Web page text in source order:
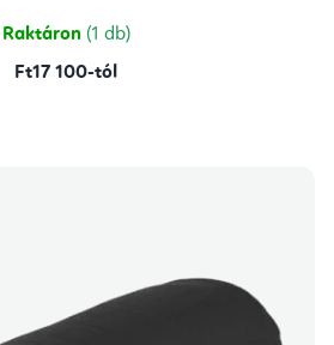
Raktáron (1 db)
Ft17 100-tól